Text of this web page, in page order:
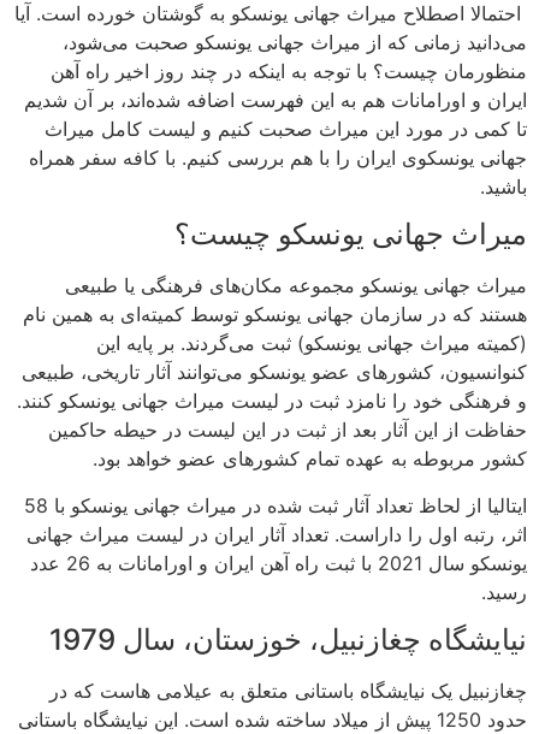
احتمالا اصطلاح میراث جهانی یونسکو به گوشتان خورده است. آیا
می‌دانید زمانی که از میراث جهانی یونسکو صحبت می‌شود،
منظورمان چیست؟ با توجه به اینکه در چند روز اخیر راه آهن
ایران و اورامانات هم به این فهرست اضافه شده‌اند، بر آن شدیم
تا کمی در مورد این میراث صحبت کنیم و لیست کامل میراث
جهانی یونسکوی ایران را با هم بررسی کنیم. با کافه سفر همراه
باشید.
میراث جهانی یونسکو چیست؟
میراث جهانی یونسکو مجموعه مکان‌های فرهنگی یا طبیعی
هستند که در سازمان جهانی یونسکو توسط کمیته‌‌ای به همین نام
(کمیته میراث جهانی یونسکو) ثبت می‌گردند. بر پایه این
کنوانسیون، کشورهای عضو یونسکو می‌توانند آثار تاریخی، طبیعی
و فرهنگی خود را نامزد ثبت در لیست میراث جهانی یونسکو کنند.
حفاظت از این آثار بعد از ثبت در این لیست در حیطه حاکمین
کشور مربوطه به عهده تمام کشورهای عضو خواهد بود.
ایتالیا از لحاظ تعداد آثار ثبت شده در میراث جهانی یونسکو با 58
اثر، رتبه اول را داراست. تعداد آثار ایران در لیست میراث جهانی
یونسکو سال 2021 با ثبت راه آهن ایران و اورامانات به 26 عدد
رسید.
نیایشگاه چغازنبیل، خوزستان، سال 1979
چغازنبیل یک نیایشگاه باستانی متعلق به عیلامی هاست که در
حدود 1250 پیش از میلاد ساخته شده است. این نیایشگاه باستانی